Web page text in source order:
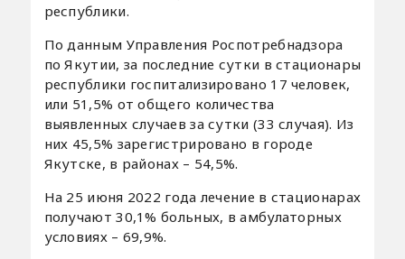
республики.
По данным Управления Роспотребнадзора
по Якутии, за последние сутки в стационары
республики госпитализировано 17 человек,
или 51,5% от общего количества
выявленных случаев за сутки (33 случая). Из
них 45,5% зарегистрировано в городе
Якутске, в районах – 54,5%.
На 25 июня 2022 года лечение в стационарах
получают 30,1% больных, в амбулаторных
условиях – 69,9%.